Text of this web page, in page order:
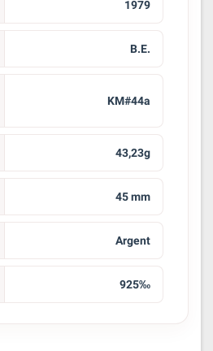
1979
B.E.
KM#44a
43,23g
45 mm
Argent
925‰